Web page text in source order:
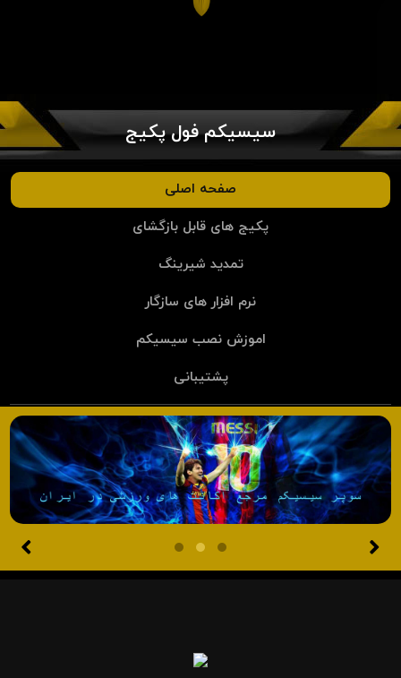
سیسیکم فول پکیج
صفحه اصلی
پکیج های قابل بازگشای
تمدید شیرینگ
نرم افزار های سازگار
اموزش نصب سیسیکم
پشتیبانی